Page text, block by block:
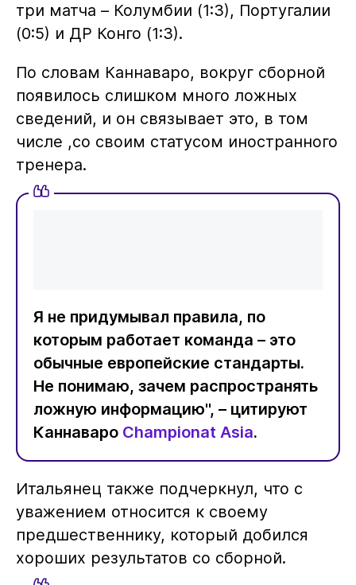
три матча – Колумбии (1:3), Португалии
(0:5) и ДР Конго (1:3).
По словам Каннаваро, вокруг сборной
появилось слишком много ложных
сведений, и он связывает это, в том
числе ,со своим статусом иностранного
тренера.
Я не придумывал правила, по
которым работает команда – это
обычные европейские стандарты.
Не понимаю, зачем распространять
ложную информацию", – цитируют
Каннаваро Championat Asia.
Итальянец также подчеркнул, что с
уважением относится к своему
предшественнику, который добился
хороших результатов со сборной.